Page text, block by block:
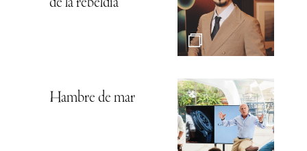
de la rebeldía
Hambre de mar